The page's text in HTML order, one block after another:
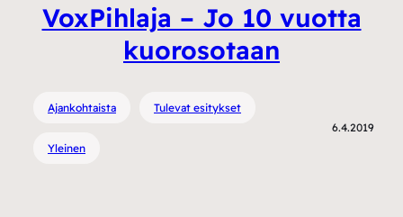
VoxPihlaja – Jo 10 vuotta
kuorosotaan
Ajankohtaista Tulevat esitykset
Yleinen
6.4.2019